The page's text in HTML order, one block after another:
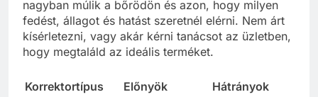
nagyban múlik a bőrödön és azon, hogy milyen
fedést, állagot és hatást szeretnél elérni. Nem árt
kísérletezni, vagy akár kérni tanácsot az üzletben,
hogy megtaláld az ideális terméket.
Korrektortípus Előnyök Hátrányok